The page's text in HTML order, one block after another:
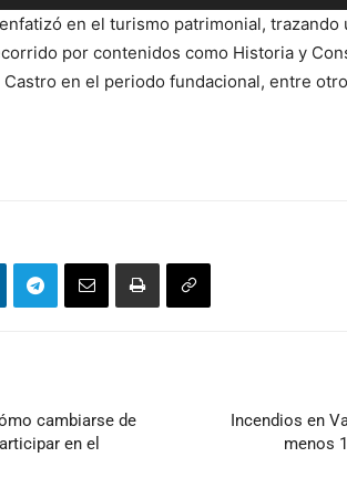
en el turismo patrimonial,
por contenidos como Historia y
en el periodo fundacional, entre
cambiarse de
en el
Incendios en
menos